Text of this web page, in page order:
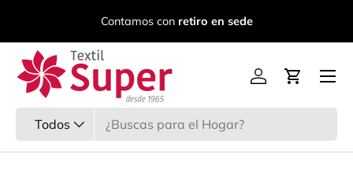
Ir al contenido
Contamos conretiro en sede
Todos
Iniciar sesión
Carrito
Menú